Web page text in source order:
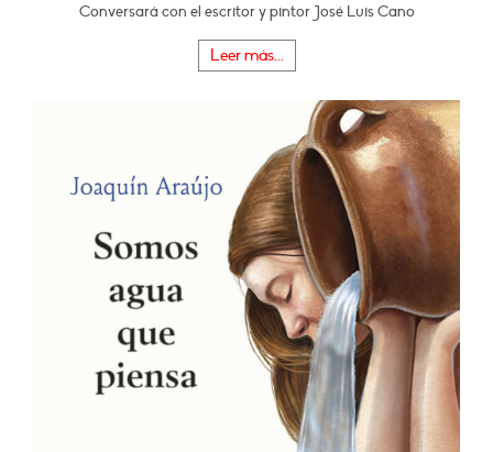
Conversará con el escritor y pintor José Luis Cano
Leer más...